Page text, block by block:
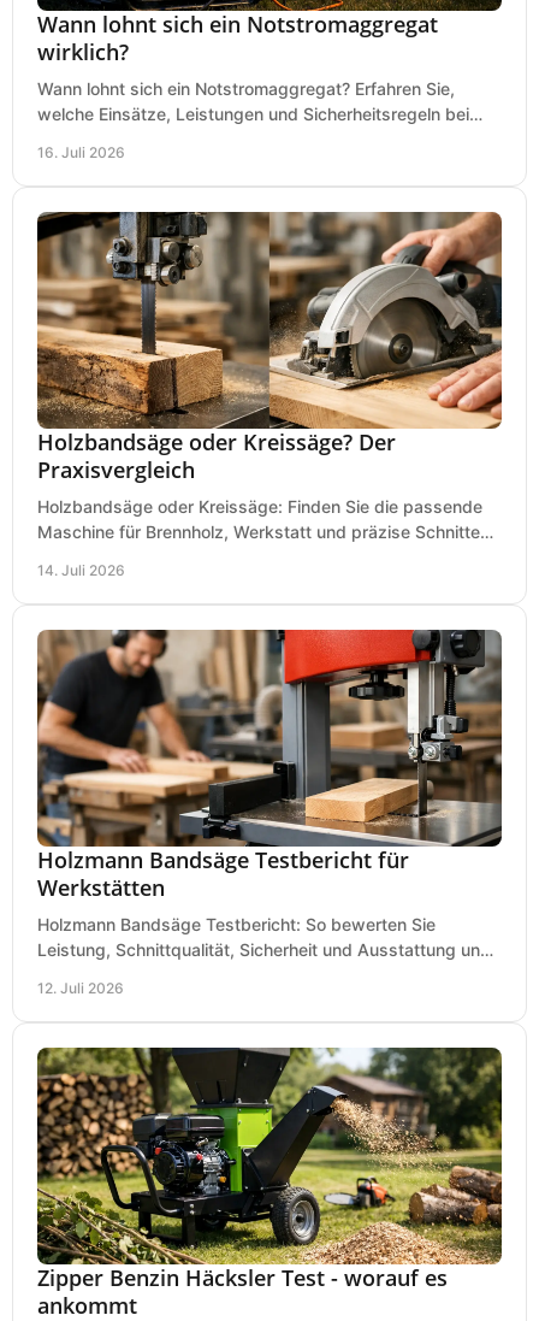
Wann lohnt sich ein Notstromaggregat
wirklich?
Wann lohnt sich ein Notstromaggregat? Erfahren Sie,
welche Einsätze, Leistungen und Sicherheitsregeln bei
16. Juli 2026
Holzbandsäge oder Kreissäge? Der
Praxisvergleich
Holzbandsäge oder Kreissäge: Finden Sie die passende
Maschine für Brennholz, Werkstatt und präzise Schnitte
14. Juli 2026
Holzmann Bandsäge Testbericht für
Werkstätten
Holzmann Bandsäge Testbericht: So bewerten Sie
Leistung, Schnittqualität, Sicherheit und Ausstattung und
12. Juli 2026
Zipper Benzin Häcksler Test - worauf es
ankommt